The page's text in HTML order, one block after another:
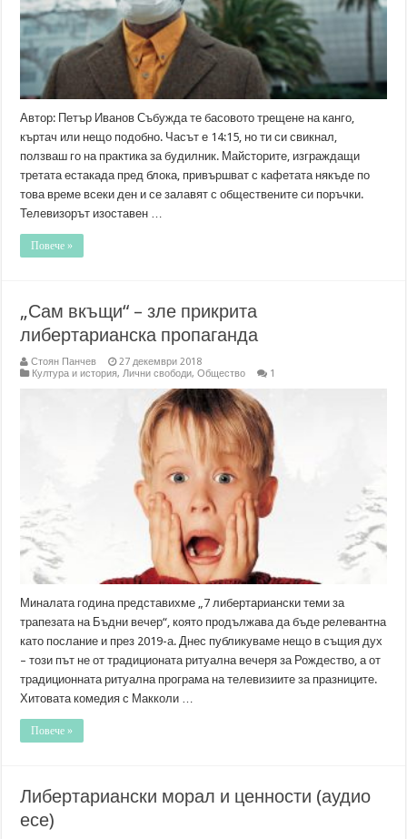
Автор: Петър Иванов Събужда те басовото трещене на канго,
къртач или нещо подобно. Часът е 14:15, но ти си свикнал,
ползваш го на практика за будилник. Майсторите, изграждащи
третата естакада пред блока, привършват с кафетата някъде по
това време всеки ден и се залавят с обществените си поръчки.
Телевизорът изоставен …
Повече »
„Сам вкъщи“ – зле прикрита
либертарианска пропаганда
Стоян Панчев
27 декември 2018
Култура и история,Лични свободи,Общество 1
Миналата година представихме „7 либертариански теми за
трапезата на Бъдни вечер“, която продължава да бъде релевантна
като послание и през 2019-а. Днес публикуваме нещо в същия дух
– този път не от традиционата ритуална вечеря за Рождество, а от
традиционната ритуална програма на телевизиите за празниците.
Хитовата комедия с Макколи …
Повече »
Либертариански морал и ценности (аудио
есе)